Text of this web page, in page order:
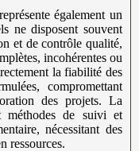
également un
ne disposent souvent
et de contrôle qualité,
incohérentes ou
la fiabilité des
compromettant
des projets. La
méthodes de suivi et
nécessitant des
ressources.